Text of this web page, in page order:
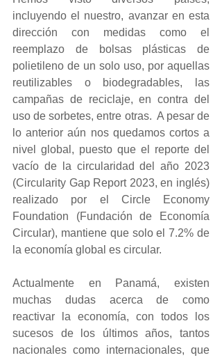
incluyendo el nuestro, avanzar en esta
dirección con medidas como el
reemplazo de bolsas plásticas de
polietileno de un solo uso, por aquellas
reutilizables o biodegradables, las
campañas de reciclaje, en contra del
uso de sorbetes, entre otras.  A pesar de
lo anterior aún nos quedamos cortos a
nivel global, puesto que el reporte del
vacío de la circularidad del año 2023
(Circularity Gap Report 2023, en inglés)
realizado por el Circle Economy
Foundation (Fundación de Economía
Circular), mantiene que solo el 7.2% de
la economía global es circular.
Actualmente en Panamá, existen
muchas dudas acerca de como
reactivar la economía, con todos los
sucesos de los últimos años, tantos
nacionales como internacionales, que